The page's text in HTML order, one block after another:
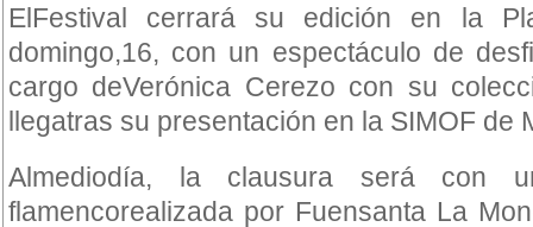
ElFestival cerrará su edición en la
domingo,16, con un espectáculo de
cargo deVerónica Cerezo con su
llegatras su presentación en la SIMOF de
Almediodía, la clausura será con
flamencorealizada por Fuensanta La